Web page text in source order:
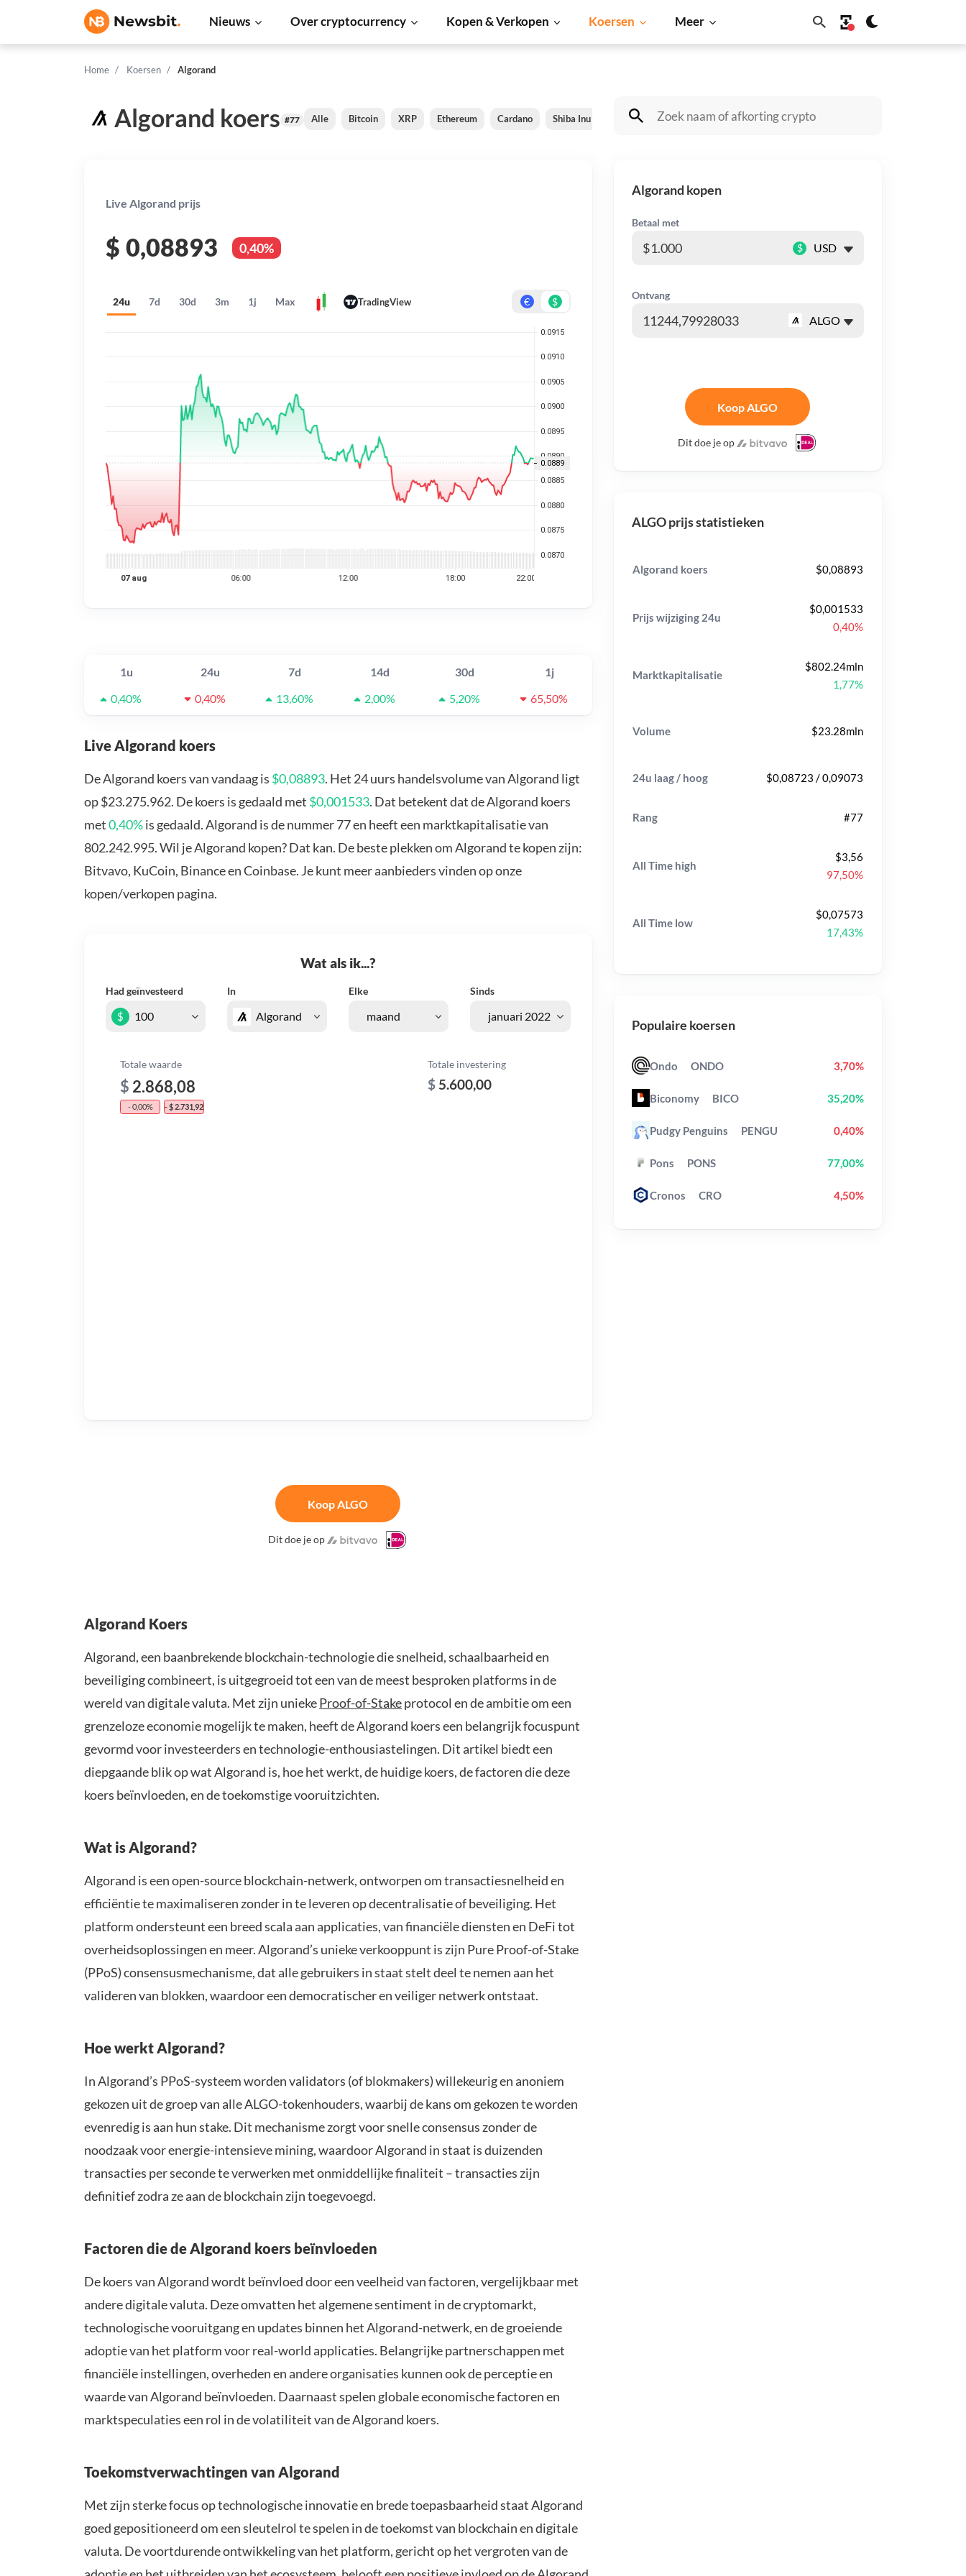
Nieuws Over cryptocurrency Kopen & Verkopen Koersen Meer
Home Koersen Algorand
Algorand koers #77 Alle Bitcoin XRP Ethereum Cardano Shiba Inu Dogecoin Solana BNB
Live Algorand prijs
$ 0,08893 0,40%
24u 7d 30d 3m 1j Max TradingView € $
1u 24u 7d 14d 30d
1j
0,40%
0,40% 13,60% 2,00% 5,20% 65,50%
Live Algorand koers
De Algorand koers van vandaag is $0,08893. Het 24 uurs handelsvolume van Algorand ligt
op $23.275.962. De koers is gedaald met $0,001533. Dat betekent dat de Algorand koers
met0,40%is gedaald. Algorand is de nummer 77 en heeft een marktkapitalisatie van
802.242.995. Wil je Algorand kopen? Dat kan. De beste plekken om Algorand te kopen zijn:
Bitvavo, KuCoin, Binance en Coinbase. Je kunt meer aanbieders vinden op onze
kopen/verkopen pagina.
Wat als ik...?
Had geïnvesteerd In Elke Sinds
$
Totale waarde
$ 2.868,08
- 0,00% - $ 2.731,92
Totale investering
$ 5.600,00
Koop ALGO
Dit doe je op
Algorand Koers
Algorand, een baanbrekende blockchain-technologie die snelheid, schaalbaarheid en
beveiliging combineert, is uitgegroeid tot een van de meest besproken platforms in de
wereld van digitale valuta. Met zijn uniekeProof-of-Stakeprotocol en de ambitie om een
grenzeloze economie mogelijk te maken, heeft de Algorand koers een belangrijk focuspunt
gevormd voor investeerders en technologie-enthousiastelingen. Dit artikel biedt een
diepgaande blik op wat Algorand is, hoe het werkt, de huidige koers, de factoren die deze
koers beïnvloeden, en de toekomstige vooruitzichten.
Wat is Algorand?
Algorand is een open-source blockchain-netwerk, ontworpen om transactiesnelheid en
efficiëntie te maximaliseren zonder in te leveren op decentralisatie of beveiliging. Het
platform ondersteunt een breed scala aan applicaties, van financiële diensten en DeFi tot
overheidsoplossingen en meer. Algorand’s unieke verkooppunt is zijn Pure Proof-of-Stake
(PPoS) consensusmechanisme, dat alle gebruikers in staat stelt deel te nemen aan het
valideren van blokken, waardoor een democratischer en veiliger netwerk ontstaat.
Hoe werkt Algorand?
In Algorand’s PPoS-systeem worden validators (of blokmakers) willekeurig en anoniem
gekozen uit de groep van alle ALGO-tokenhouders, waarbij de kans om gekozen te worden
evenredig is aan hun stake. Dit mechanisme zorgt voor snelle consensus zonder de
noodzaak voor energie-intensieve mining, waardoor Algorand in staat is duizenden
transacties per seconde te verwerken met onmiddellijke finaliteit – transacties zijn
definitief zodra ze aan de blockchain zijn toegevoegd.
Factoren die de Algorand koers beïnvloeden
De koers van Algorand wordt beïnvloed door een veelheid van factoren, vergelijkbaar met
andere digitale valuta. Deze omvatten het algemene sentiment in de cryptomarkt,
technologische vooruitgang en updates binnen het Algorand-netwerk, en de groeiende
adoptie van het platform voor real-world applicaties. Belangrijke partnerschappen met
financiële instellingen, overheden en andere organisaties kunnen ook de perceptie en
waarde van Algorand beïnvloeden. Daarnaast spelen globale economische factoren en
marktspeculaties een rol in de volatiliteit van de Algorand koers.
Toekomstverwachtingen van Algorand
Met zijn sterke focus op technologische innovatie en brede toepasbaarheid staat Algorand
goed gepositioneerd om een sleutelrol te spelen in de toekomst van blockchain en digitale
valuta. De voortdurende ontwikkeling van het platform, gericht op het vergroten van de
Algorand kopen
Betaal met
$
Ontvang
Koop ALGO
Dit doe je op
ALGO prijs statistieken
Algorand koers $0,08893
Prijs wijziging 24u
$0,001533
0,40%
Marktkapitalisatie
$802.24mln
1,77%
Volume $23.28mln
24u laag / hoog $0,08723 / 0,09073
Rang #77
All Time high
$3,56
97,50%
All Time low
$0,07573
17,43%
Populaire koersen
Ondo ONDO 3,70%
Biconomy BICO 35,20%
Pudgy Penguins PENGU 0,40%
Pons PONS 77,00%
Cronos CRO 4,50%